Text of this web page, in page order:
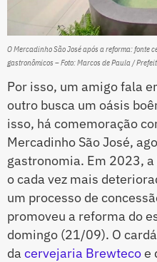
O Mercadinho São José após a reforma: fonte
gastronômicos – Foto: Marcos de Paula /
Por isso, um amigo fala
outro busca um oásis
isso, há comemoração
Mercadinho São José,
gastronomia. Em 2023,
o cada vez mais
um processo de
promoveu a reforma do
domingo (21/09). O
da cervejaria Brewtecoe